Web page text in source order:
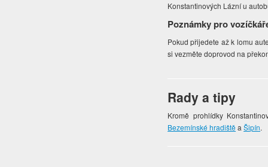
Konstantinových Lázní u
Poznámky pro
Pokud přijedete až k lomu
si vezměte doprovod na
Rady a tipy
Kromě prohlídky
Bezemínské hradištěaŠipín.